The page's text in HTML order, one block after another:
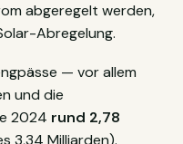
abgeregelt werden,
Abregelung.
— vor allem
und die
2024 rund 2,78
3,34 Milliarden).